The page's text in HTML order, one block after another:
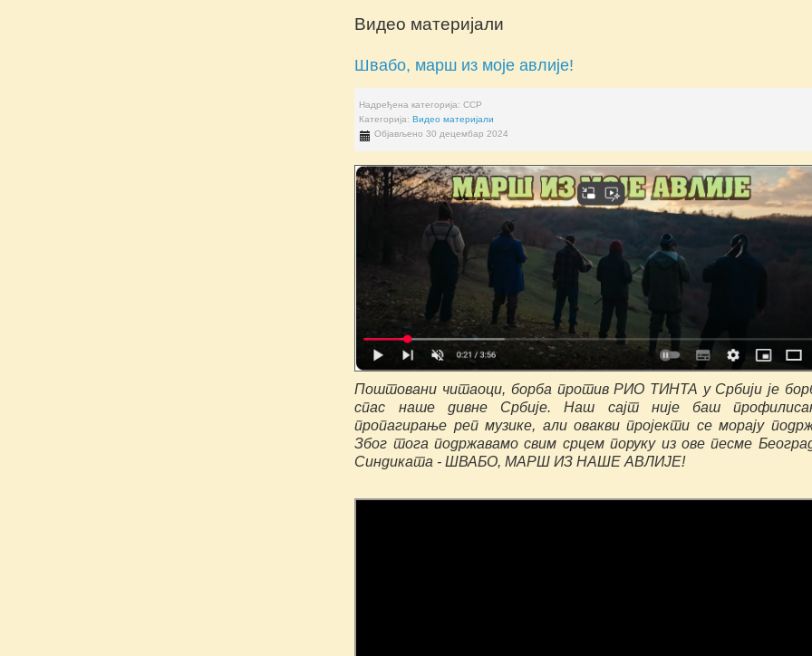
Видео материјали
Швабо, марш из моје авлије!
Надређена категорија:ССР
Категорија:Видео материјали
Објављено 30 децембар 2024
Поштовани читаоци, борба против РИО ТИНТА у Србији је
спас наше дивне Србије. Наш сајт није баш
пропагирање реп музике, али овакви пројекти се морају
Због тога подржавамо свим срцем поруку из ове песме
Синдиката - ШВАБО, МАРШ ИЗ НАШЕ АВЛИЈЕ!